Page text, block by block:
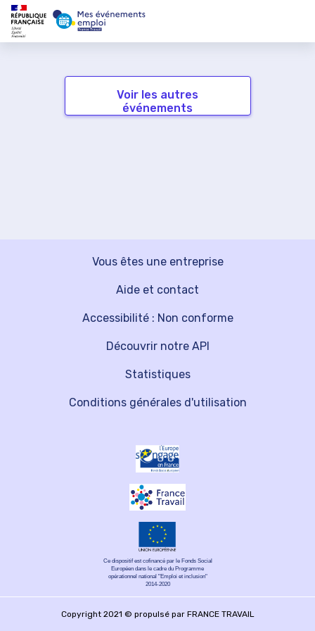
Voir les autres
événements
Vous êtes une entreprise
Découvrir notre API
Aide et contact
Statistiques
Accessibilité : Non conforme
Conditions générales d'utilisation
Ce dispositif est cofinancé par le Fonds Social
Européen dans le cadre du Programme
opérationnel national "Emploi et inclusion"
2014-2020
Copyright 2021 © propulsé par FRANCE TRAVAIL